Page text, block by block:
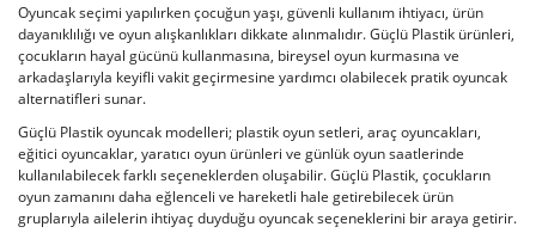
Oyuncak seçimi yapılırken çocuğun yaşı, güvenli kullanım ihtiyacı, ürün
dayanıklılığı ve oyun alışkanlıkları dikkate alınmalıdır. Güçlü Plastik ürünleri,
çocukların hayal gücünü kullanmasına, bireysel oyun kurmasına ve
arkadaşlarıyla keyifli vakit geçirmesine yardımcı olabilecek pratik oyuncak
alternatifleri sunar.
Güçlü Plastik oyuncak modelleri; plastik oyun setleri, araç oyuncakları,
eğitici oyuncaklar, yaratıcı oyun ürünleri ve günlük oyun saatlerinde
kullanılabilecek farklı seçeneklerden oluşabilir. Güçlü Plastik, çocukların
oyun zamanını daha eğlenceli ve hareketli hale getirebilecek ürün
gruplarıyla ailelerin ihtiyaç duyduğu oyuncak seçeneklerini bir araya getirir.